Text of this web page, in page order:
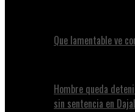
Que lamentable ve
Hombre queda
sin sentencia en